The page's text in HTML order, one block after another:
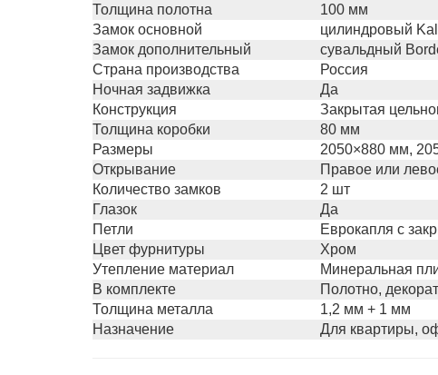
Толщина полотна
100 мм
Замок основной
цилиндровый
Замок дополнительный
сувальдный
Страна производства
Россия
Ночная задвижка
Да
Конструкция
Закрытая
Толщина коробки
80 мм
Размеры
2050×880 мм,
Открывание
Правое или
Количество замков
2 шт
Глазок
Да
Петли
Еврокапля с
Цвет фурнитуры
Хром
Утепление материал
Минеральная
В комплекте
Полотно,
Толщина металла
1,2 мм + 1 мм
Назначение
Для квартиры,